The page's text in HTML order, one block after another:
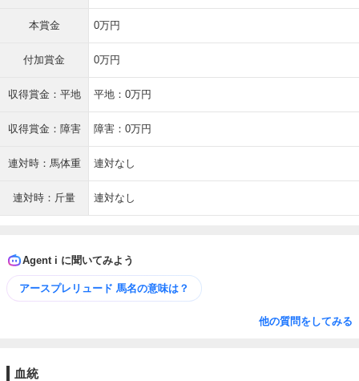
本賞金 0万円
付加賞金 0万円
収得賞金：平地 平地：0万円
収得賞金：障害 障害：0万円
連対時：馬体重 連対なし
連対時：斤量 連対なし
Agent i に聞いてみよう
アースプレリュード 馬名の意味は？
他の質問をしてみる
血統